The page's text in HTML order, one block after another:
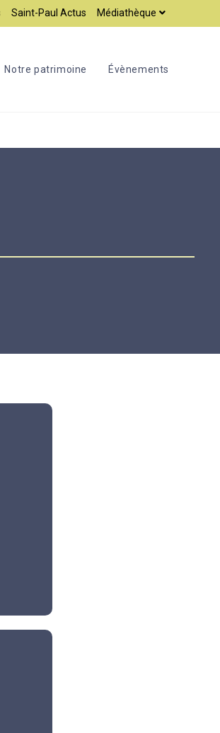
Saint-Paul Actus Médiathèque
Notre patrimoine Évènements